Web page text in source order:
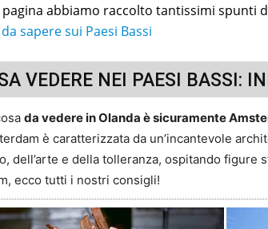
abbiamo raccolto tantissimi spunti
sapere sui Paesi Bassi
VEDERE NEI PAESI BASSI:
da vedere in Olanda è sicuramente
è caratterizzata da un’incantevole
dell’arte e della tolleranza, ospitando figure
ecco tutti i nostri consigli!